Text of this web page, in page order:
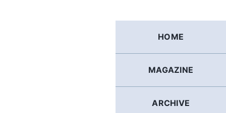
HOME
MAGAZINE
ARCHIVE